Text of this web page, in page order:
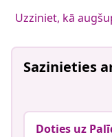
Uzziniet, kā
Sazinieties
Doties uz